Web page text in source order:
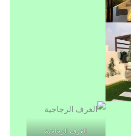
الغرف الزجاجية